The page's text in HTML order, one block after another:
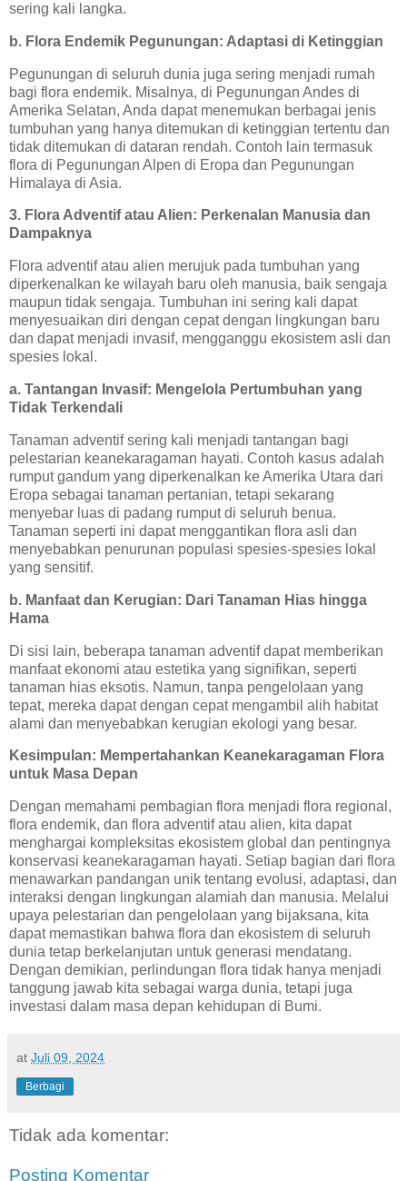
sering kali langka.
b. Flora Endemik Pegunungan: Adaptasi di Ketinggian
Pegunungan di seluruh dunia juga sering menjadi rumah
bagi flora endemik. Misalnya, di Pegunungan Andes di
Amerika Selatan, Anda dapat menemukan berbagai jenis
tumbuhan yang hanya ditemukan di ketinggian tertentu dan
tidak ditemukan di dataran rendah. Contoh lain termasuk
flora di Pegunungan Alpen di Eropa dan Pegunungan
Himalaya di Asia.
3. Flora Adventif atau Alien: Perkenalan Manusia dan
Dampaknya
Flora adventif atau alien merujuk pada tumbuhan yang
diperkenalkan ke wilayah baru oleh manusia, baik sengaja
maupun tidak sengaja. Tumbuhan ini sering kali dapat
menyesuaikan diri dengan cepat dengan lingkungan baru
dan dapat menjadi invasif, mengganggu ekosistem asli dan
spesies lokal.
a. Tantangan Invasif: Mengelola Pertumbuhan yang
Tidak Terkendali
Tanaman adventif sering kali menjadi tantangan bagi
pelestarian keanekaragaman hayati. Contoh kasus adalah
rumput gandum yang diperkenalkan ke Amerika Utara dari
Eropa sebagai tanaman pertanian, tetapi sekarang
menyebar luas di padang rumput di seluruh benua.
Tanaman seperti ini dapat menggantikan flora asli dan
menyebabkan penurunan populasi spesies-spesies lokal
yang sensitif.
b. Manfaat dan Kerugian: Dari Tanaman Hias hingga
Hama
Di sisi lain, beberapa tanaman adventif dapat memberikan
manfaat ekonomi atau estetika yang signifikan, seperti
tanaman hias eksotis. Namun, tanpa pengelolaan yang
tepat, mereka dapat dengan cepat mengambil alih habitat
alami dan menyebabkan kerugian ekologi yang besar.
Kesimpulan: Mempertahankan Keanekaragaman Flora
untuk Masa Depan
Dengan memahami pembagian flora menjadi flora regional,
flora endemik, dan flora adventif atau alien, kita dapat
menghargai kompleksitas ekosistem global dan pentingnya
konservasi keanekaragaman hayati. Setiap bagian dari flora
menawarkan pandangan unik tentang evolusi, adaptasi, dan
interaksi dengan lingkungan alamiah dan manusia. Melalui
upaya pelestarian dan pengelolaan yang bijaksana, kita
dapat memastikan bahwa flora dan ekosistem di seluruh
dunia tetap berkelanjutan untuk generasi mendatang.
Dengan demikian, perlindungan flora tidak hanya menjadi
tanggung jawab kita sebagai warga dunia, tetapi juga
investasi dalam masa depan kehidupan di Bumi.
at Juli 09, 2024
Berbagi
Tidak ada komentar:
Posting Komentar